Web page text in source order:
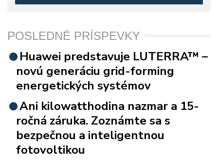
POSLEDNÉ PRÍSPEVKY
Huawei predstavuje LUTERRA™ –
novú generáciu grid-forming
energetických systémov
Ani kilowatthodina nazmar a 15-
ročná záruka. Zoznámte sa s
bezpečnou a inteligentnou
fotovoltikou